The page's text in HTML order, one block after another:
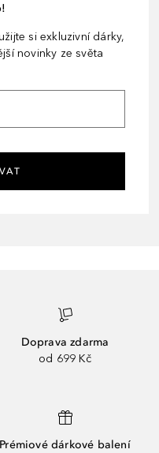
si exkluzivní dárky,
novinky ze světa
Doprava zdarma
od 699 Kč
Prémiové dárkové balení